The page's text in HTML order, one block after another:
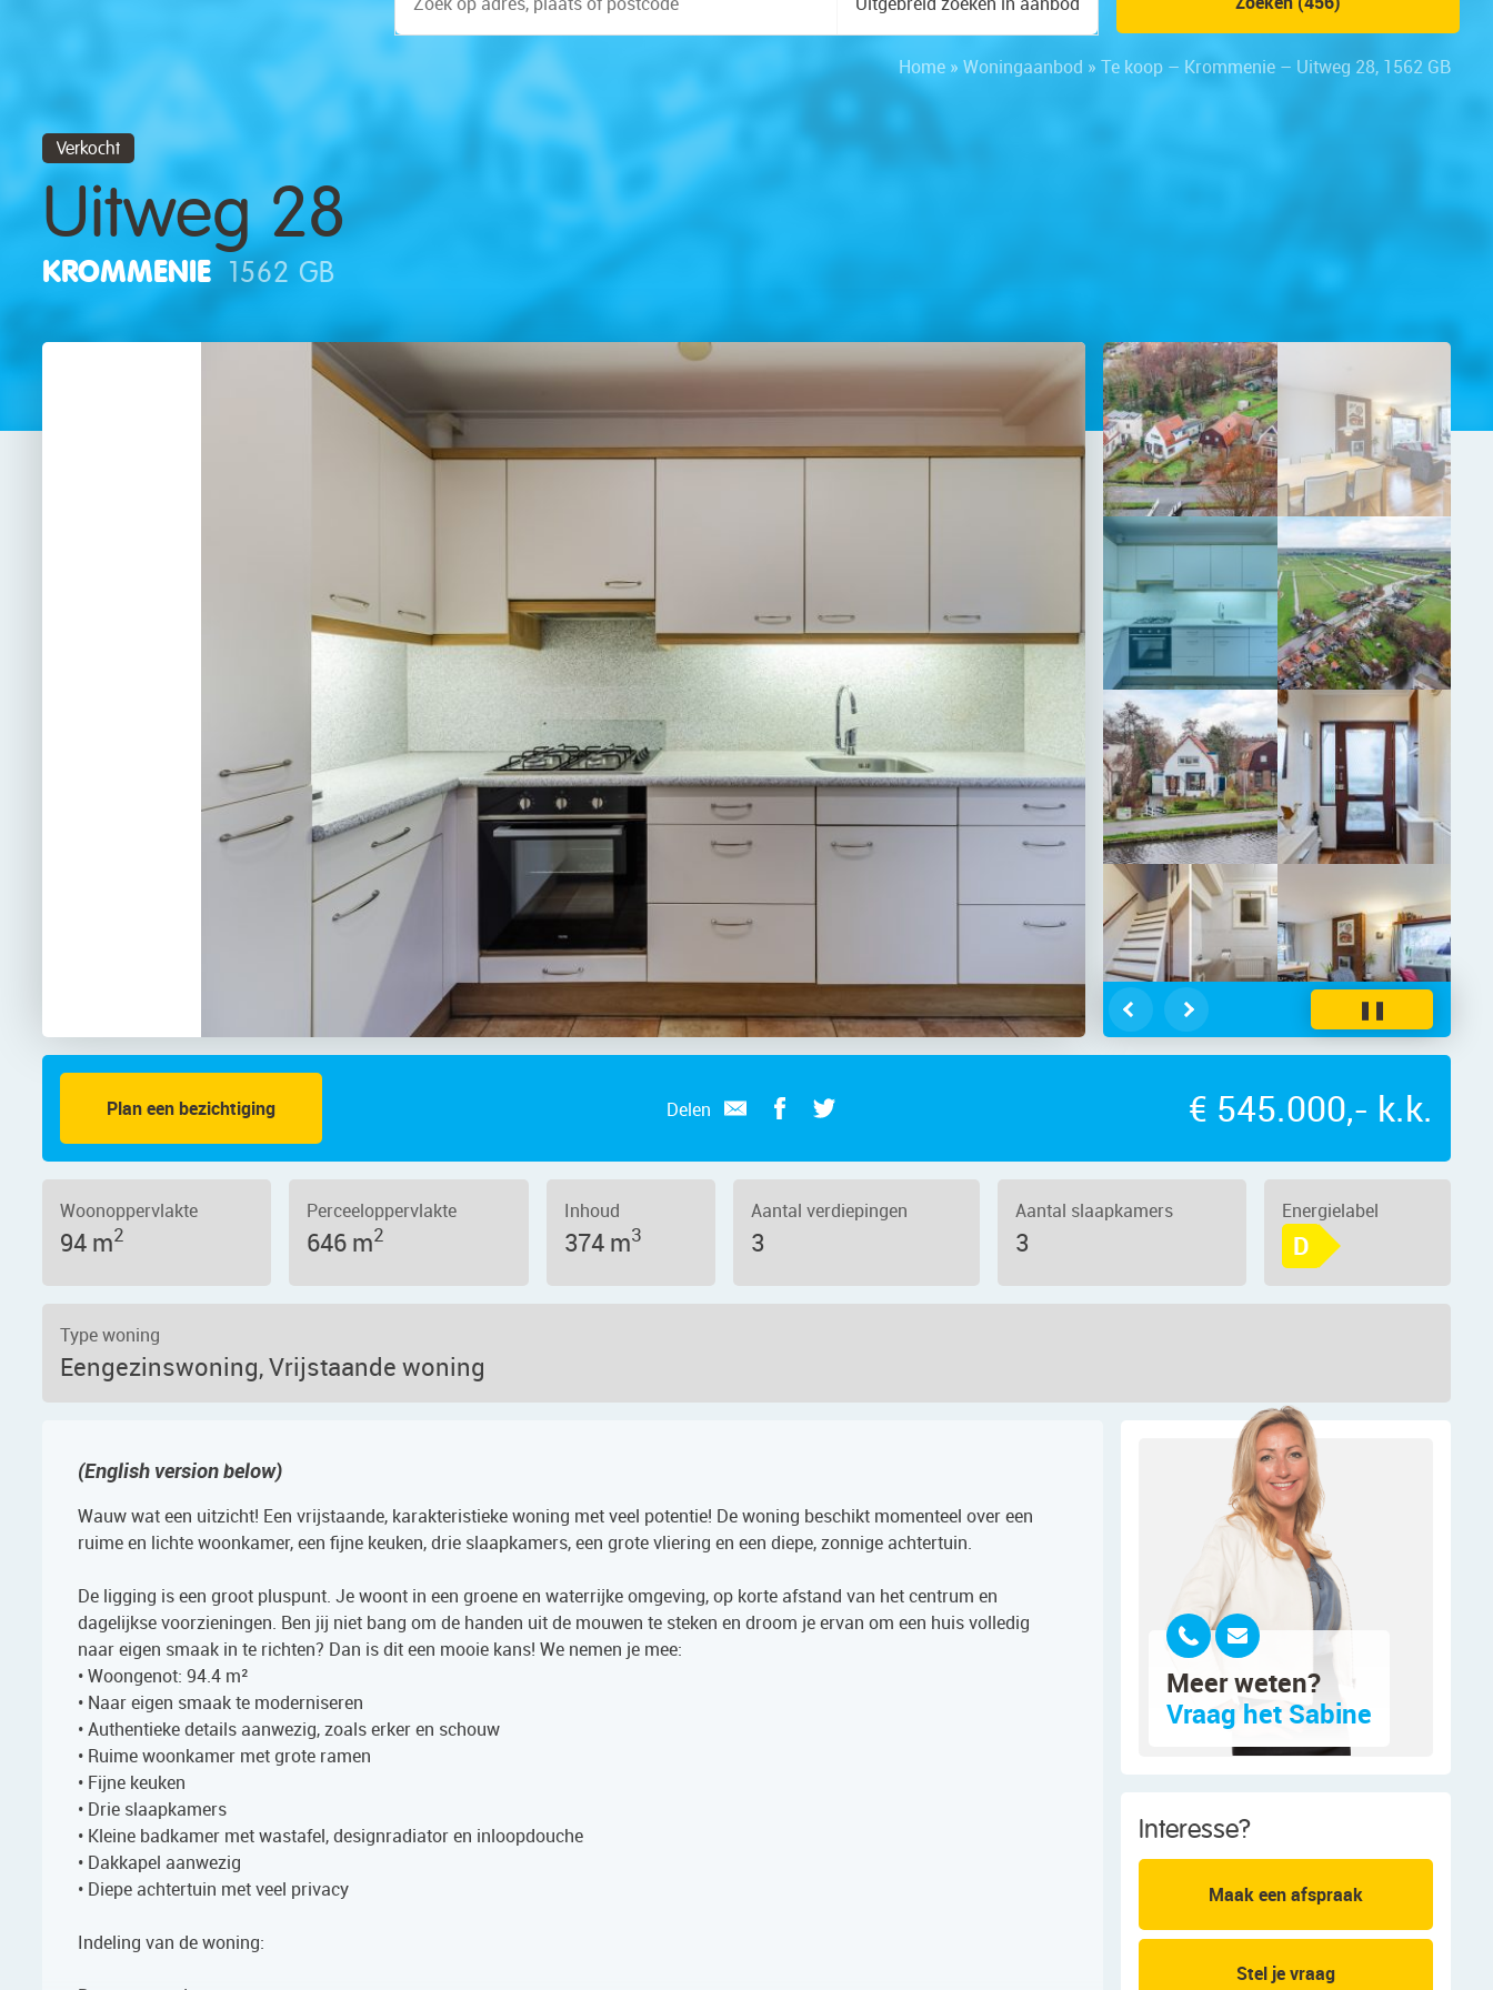
Home » Woningaanbod » Te koop – Krommenie – Uitweg 28, 1562 GB
Verkocht
Uitweg 28
KROMMENIE 1562 GB
1562 GB – Foto 2
❚❚
Plan een bezichtiging Delen € 545.000,- k.k.
Woonoppervlakte
94 m2
Perceeloppervlakte
646 m2
Inhoud
374 m3
Aantal verdiepingen
3
Aantal slaapkamers
3
Energielabel
D
Type woning
Eengezinswoning, Vrijstaande woning
(English version below)
Wauw wat een uitzicht! Een vrijstaande, karakteristieke woning met veel potentie! De woning beschikt momenteel over een
ruime en lichte woonkamer, een fijne keuken, drie slaapkamers, een grote vliering en een diepe, zonnige achtertuin.
De ligging is een groot pluspunt. Je woont in een groene en waterrijke omgeving, op korte afstand van het centrum en
dagelijkse voorzieningen. Ben jij niet bang om de handen uit de mouwen te steken en droom je ervan om een huis volledig
naar eigen smaak in te richten? Dan is dit een mooie kans! We nemen je mee:
• Woongenot: 94.4 m²
• Naar eigen smaak te moderniseren
• Authentieke details aanwezig, zoals erker en schouw
• Ruime woonkamer met grote ramen
• Fijne keuken
• Drie slaapkamers
• Kleine badkamer met wastafel, designradiator en inloopdouche
• Dakkapel aanwezig
• Diepe achtertuin met veel privacy
Indeling van de woning:
Meer weten?
Vraag het Sabine
Interesse?
Maak een afspraak
Stel je vraag